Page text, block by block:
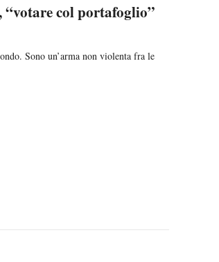
“votare col portafoglio”
Sono un’arma non violenta fra le